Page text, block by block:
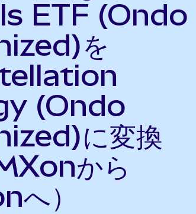
ETF (Ondo
を
(Ondo
に変換
から
へ）